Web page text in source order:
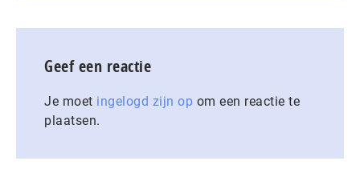
Geef een reactie
Je moet ingelogd zijn op om een reactie te
plaatsen.